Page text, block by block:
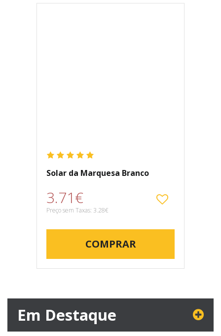
Solar da Marquesa Branco
3.71€
Preço sem Taxas: 3.28€
COMPRAR
Em Destaque